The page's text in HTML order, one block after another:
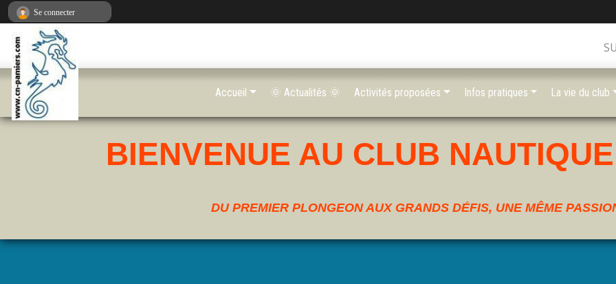
BIENVENUE AU CLUB
DU PREMIER PLONGEON AUX GRANDS DÉFIS, UNE MÊME
Accueil 🌞 Actualités 🌞 Activités proposées Infos pratiques La vie du club
Se connecter
Panneau de gestion des cookies